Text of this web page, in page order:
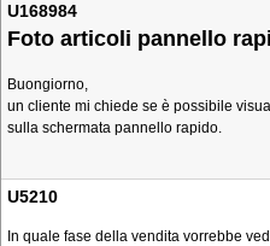
U168984
Foto articoli pannello
Buongiorno,
un cliente mi chiede se è possibile
sulla schermata pannello rapido.
U5210
In quale fase della vendita vorrebbe